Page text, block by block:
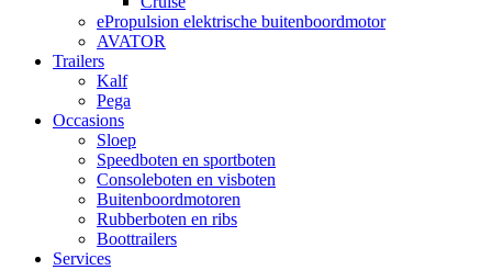
ePropulsion elektrische buitenboordmotor
AVATOR
Trailers
Kalf
Pega
Occasions
Sloep
Speedboten en sportboten
Consoleboten en visboten
Buitenboordmotoren
Rubberboten en ribs
Boottrailers
Services